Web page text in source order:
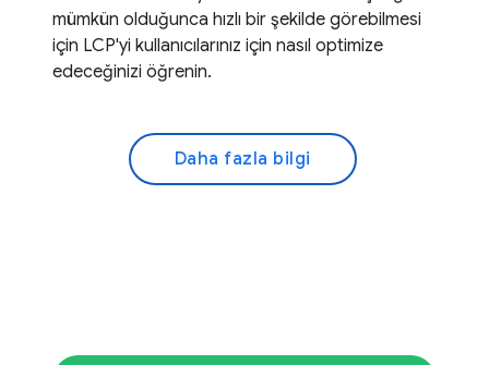
mümkün olduğunca hızlı bir şekilde görebilmesi
için LCP'yi kullanıcılarınız için nasıl optimize
edeceğinizi öğrenin.
Daha fazla bilgi